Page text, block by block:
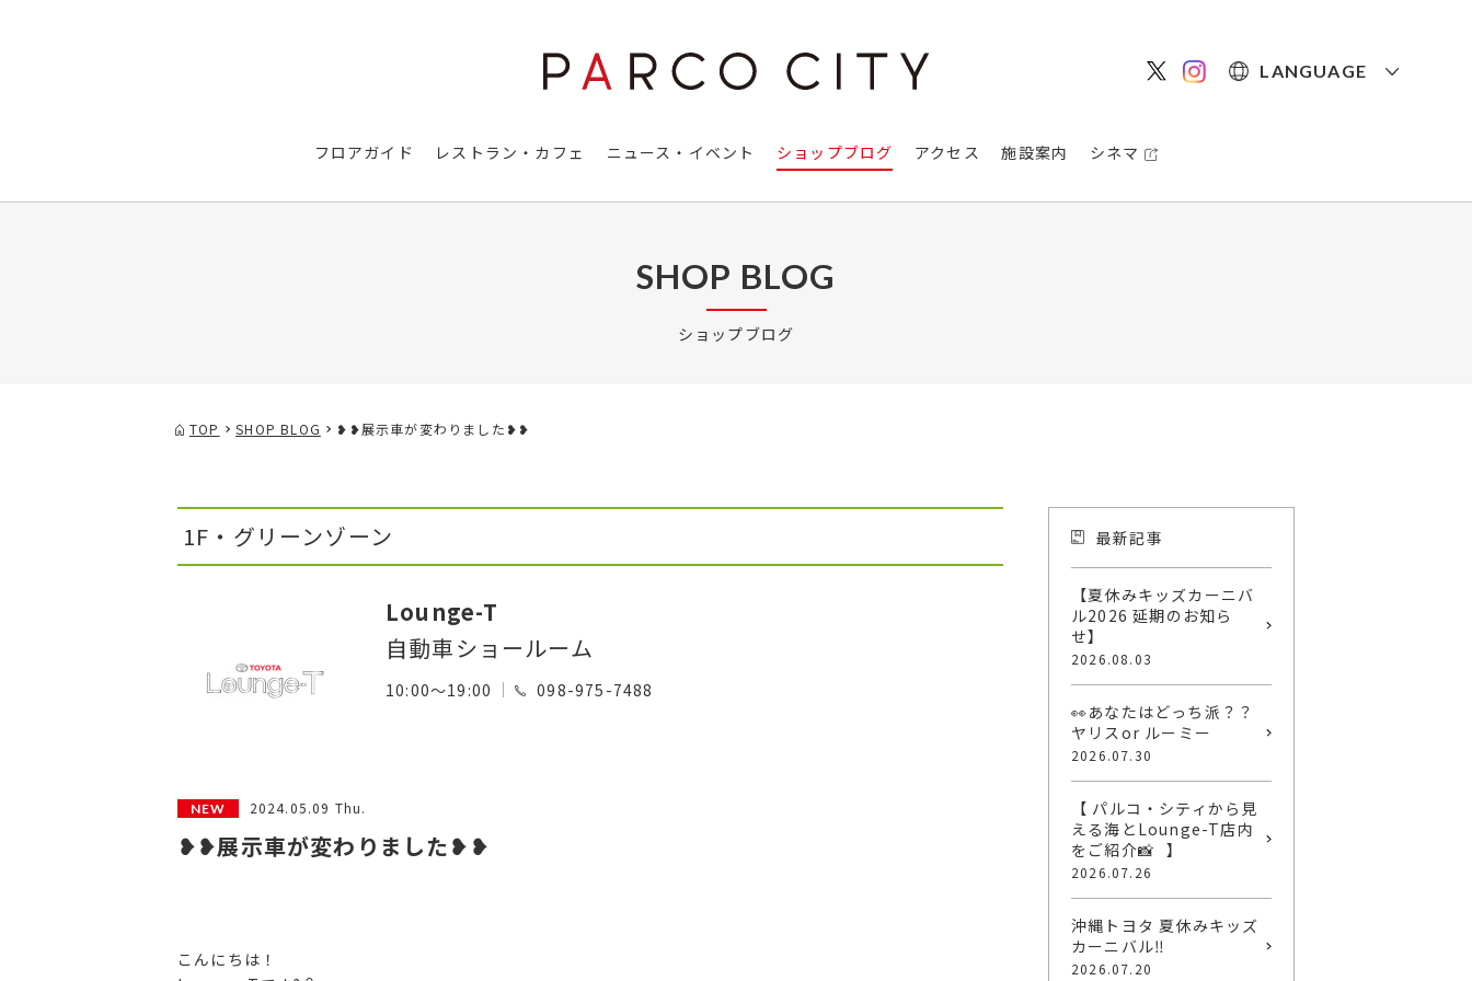
LANGUAGE
フロアガイド レストラン・カフェ ニュース・イベント ショップブログ アクセス 施設案内 シネマ
SHOP BLOG
ショップブログ
TOP SHOP BLOG ❥❥展示車が変わりました❥❥
1F・グリーンゾーン
Lounge-T
自動車ショールーム
10:00～19:00 098-975-7488
2024.05.09 Thu.
❥❥展示車が変わりました❥❥
こんにちは！
最新記事
【夏休みキッズカーニバ
ル2026 延期のお知ら
せ】
2026.08.03
👀あなたはどっち派？？
ヤリスor ルーミー
2026.07.30
【 パルコ・シティから見
える海とLounge-T店内
をご紹介📸⠀】
2026.07.26
沖縄トヨタ 夏休みキッズ
カーニバル‼️
2026.07.20